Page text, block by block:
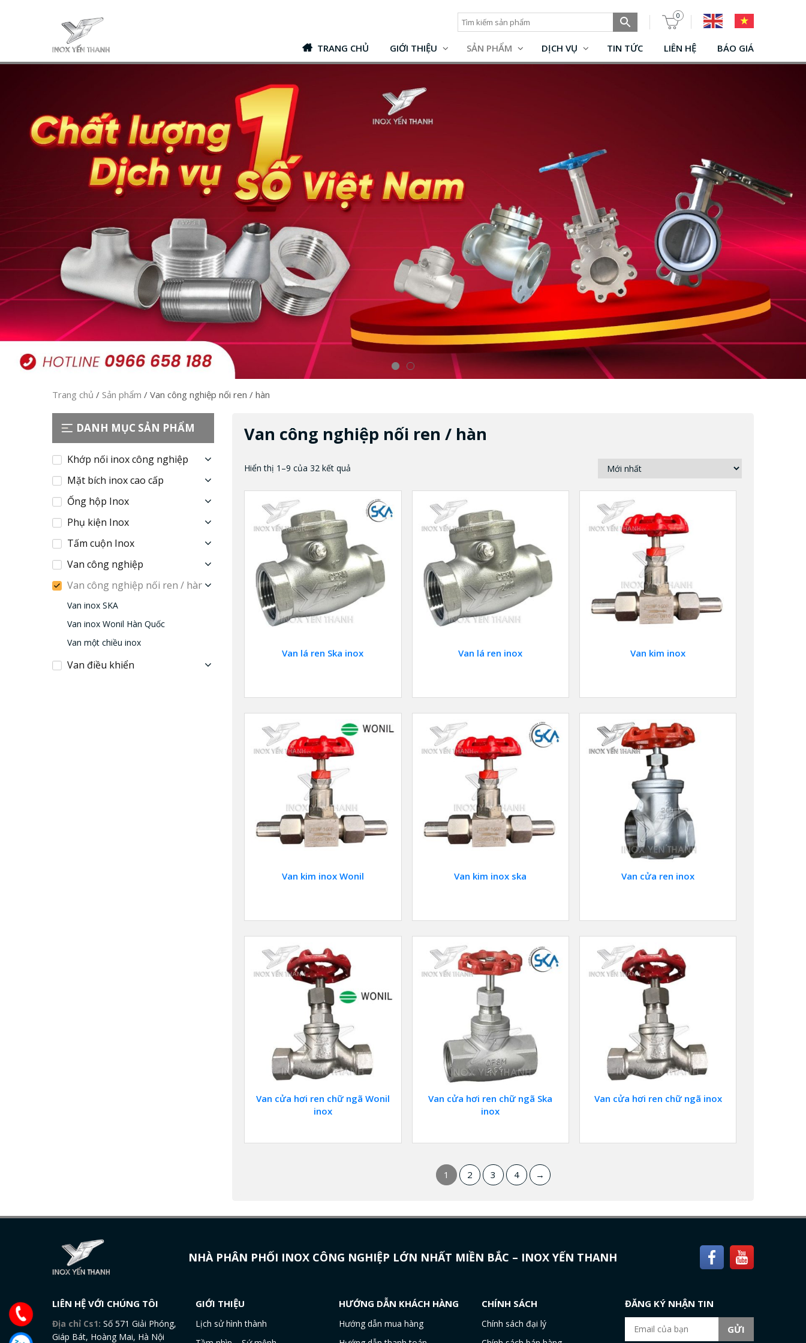
0
TRANG CHỦ GIỚI THIỆU SẢN PHẨM DỊCH VỤ TIN TỨC LIÊN HỆ BÁO GIÁ
Trang chủ / Sản phẩm / Van công nghiệp nối ren / hàn
Van công nghiệp nối ren / hàn
Hiển thị 1–9 của 32 kết quả
Van lá ren Ska inox Van lá ren inox Van kim inox
Van kim inox Wonil Van kim inox ska Van cửa ren inox
Van cửa hơi ren chữ ngã Wonil
inox
Van cửa hơi ren chữ ngã Ska
inox
Van cửa hơi ren chữ ngã inox
1 2 3 4 →
DANH MỤC SẢN PHẨM
Khớp nối inox công nghiệp
Mặt bích inox cao cấp
Ống hộp Inox
Phụ kiện Inox
Tấm cuộn Inox
Van công nghiệp
Van công nghiệp nối ren / hàn
Van inox SKA
Van inox Wonil Hàn Quốc
Van một chiều inox
Van điều khiển
NHÀ PHÂN PHỐI INOX CÔNG NGHIỆP LỚN NHẤT MIỀN BẮC – INOX YẾN THANH
LIÊN HỆ VỚI CHÚNG TÔI
Địa chỉ Cs1: Số 571 Giải Phóng,
Giáp Bát, Hoàng Mai, Hà Nội
GIỚI THIỆU
Lịch sử hình thành
HƯỚNG DẪN KHÁCH HÀNG
Hướng dẫn mua hàng
CHÍNH SÁCH
Chính sách đại lý
ĐĂNG KÝ NHẬN TIN